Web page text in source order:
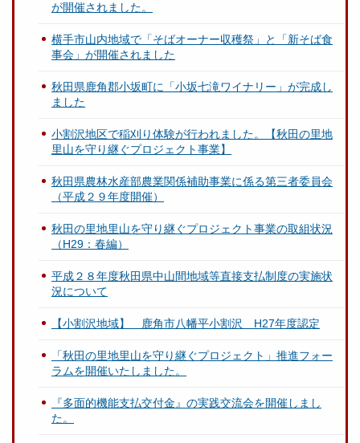
が開催されました。
横手市山内地域で「そばオーナー収穫祭」と「新そば食
事会」が開催されました
秋田県鹿角郡小坂町に「小坂七滝ワイナリー」が完成し
ました
小割沢地区で稲刈り体験が行われました。【秋田の里地
里山を守り継ぐプロジェクト事業】
秋田県農林水産部農業関係補助事業に係る第三者委員会
（平成２９年度開催）
秋田の里地里山を守り継ぐプロジェクト事業の取組状況
（H29：春編）
平成２８年度秋田県中山間地域等直接支払制度の実施状
況について
【小割沢地域】 鹿角市八幡平小割沢 H27年度認定
「秋田の里地里山を守り継ぐプロジェクト」推進フォー
ラムを開催いたしました。
『多面的機能支払交付金』の実践交流会を開催しまし
た。